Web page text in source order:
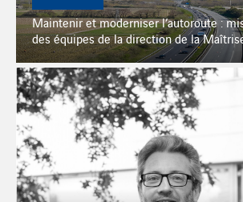
Maintenir et moderniser l’autoroute :
des équipes de la direction de la